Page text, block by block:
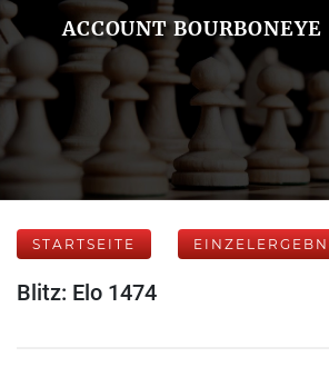
ACCOUNT BOURBONEYE
STARTSEITE
Blitz: Elo 1474